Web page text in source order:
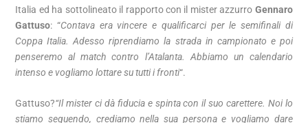
Italia ed ha sottolineato il rapporto con il mister azzurro Gennaro
Gattuso: “Contava era vincere e qualificarci per le semifinali di
Coppa Italia. Adesso riprendiamo la strada in campionato e poi
penseremo al match contro l’Atalanta. Abbiamo un calendario
intenso e vogliamo lottare su tutti i fronti“.
Gattuso?“Il mister ci dà fiducia e spinta con il suo carettere. Noi lo
stiamo seguendo, crediamo nella sua persona e vogliamo dare